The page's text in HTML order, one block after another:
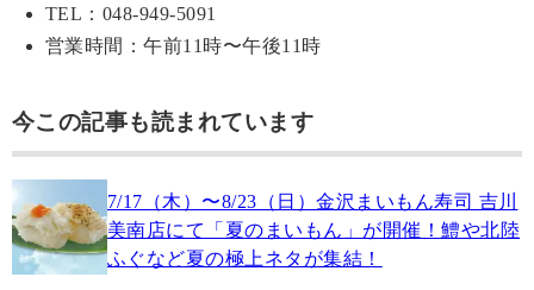
TEL：048-949-5091
営業時間：午前11時〜午後11時
今この記事も読まれています
7/17（木）〜8/23（日）金沢まいもん寿司 吉川
美南店にて「夏のまいもん」が開催！鱧や北陸
ふぐなど夏の極上ネタが集結！